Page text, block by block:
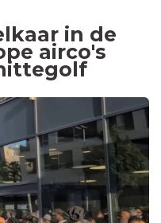
in de
airco's